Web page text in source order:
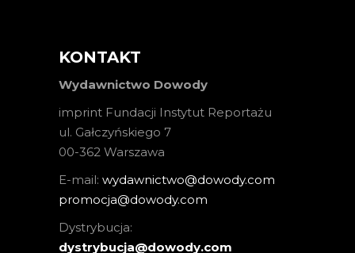
KONTAKT
Wydawnictwo Dowody
imprint Fundacji Instytut Reportażu
ul. Gałczyńskiego 7
00-362 Warszawa
E-mail: wydawnictwo@dowody.com
promocja@dowody.com
Dystrybucja:
dystrybucja@dowody.com